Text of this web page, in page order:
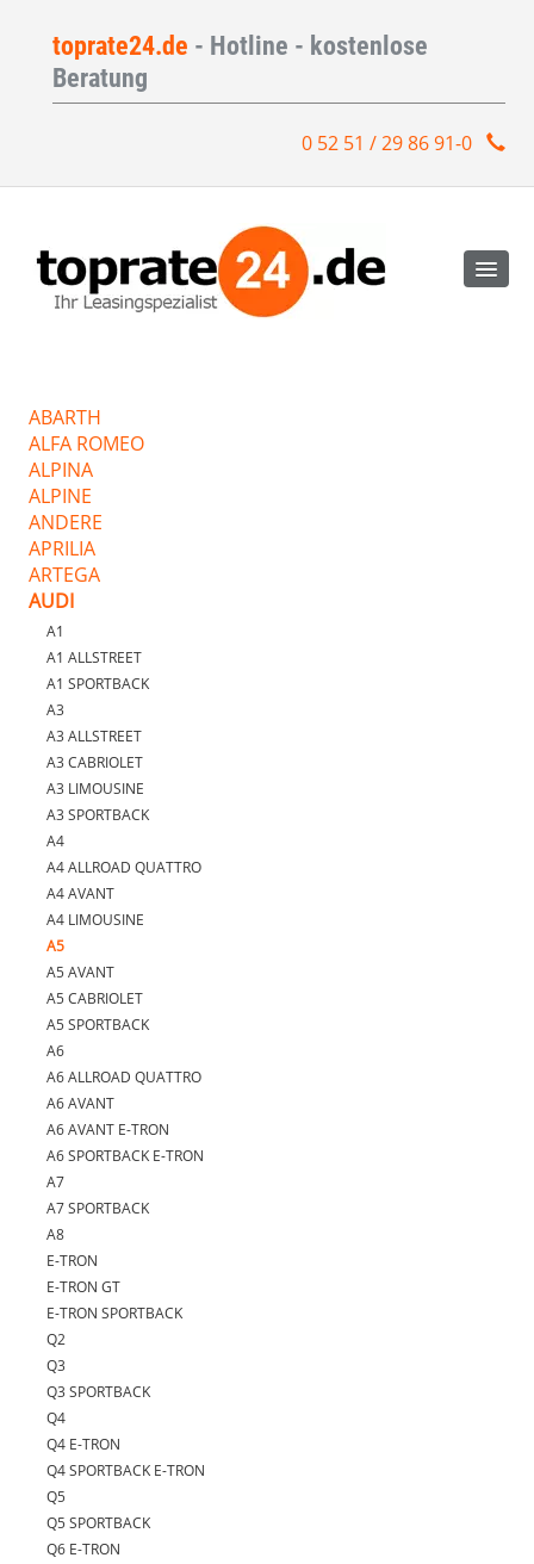
toprate24.de - Hotline - kostenlose
Beratung
0 52 51 / 29 86 91-0
ABARTH
ALFA ROMEO
ALPINA
ALPINE
ANDERE
APRILIA
ARTEGA
AUDI
A1
A1 ALLSTREET
A1 SPORTBACK
A3
A3 ALLSTREET
A3 CABRIOLET
A3 LIMOUSINE
A3 SPORTBACK
A4
A4 ALLROAD QUATTRO
A4 AVANT
A4 LIMOUSINE
A5
A5 AVANT
A5 CABRIOLET
A5 SPORTBACK
A6
A6 ALLROAD QUATTRO
A6 AVANT
A6 AVANT E-TRON
A6 SPORTBACK E-TRON
A7
A7 SPORTBACK
A8
E-TRON
E-TRON GT
E-TRON SPORTBACK
Q2
Q3
Q3 SPORTBACK
Q4
Q4 E-TRON
Q4 SPORTBACK E-TRON
Q5
Q5 SPORTBACK
Q6 E-TRON